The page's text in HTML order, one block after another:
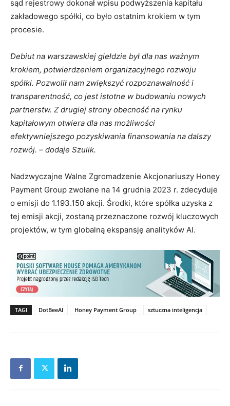
sąd rejestrowy dokonał wpisu podwyższenia kapitału
zakładowego spółki, co było ostatnim krokiem w tym
procesie.
Debiut na warszawskiej giełdzie był dla nas ważnym
krokiem, potwierdzeniem organizacyjnego rozwoju
spółki. Pozwolił nam zwiększyć rozpoznawalność i
transparentność, co jest istotne w budowaniu nowych
partnerstw. Z drugiej strony obecność na rynku
kapitałowym otwiera dla nas możliwości
efektywniejszego pozyskiwania finansowania na dalszy
rozwój. – dodaje Szulik.
Nadzwyczajne Walne Zgromadzenie Akcjonariuszy Honey
Payment Group zwołane na 14 grudnia 2023 r. zdecyduje
o emisji do 1.193.150 akcji. Środki, które spółka uzyska z
tej emisji akcji, zostaną przeznaczone rozwój kluczowych
projektów, w tym globalną ekspansję analityków AI.
TAGI DotBeeAI Honey Payment Group sztuczna inteligencja